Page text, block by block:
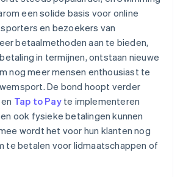
een solide basis voor online
en bezoekers van
betaalmethoden aan te bieden,
in termijnen, ontstaan nieuwe
nog meer mensen enthousiast te
De bond hoopt verder
en Tap to Payte implementeren
ook fysieke betalingen kunnen
wordt het voor hun klanten nog
te betalen voor lidmaatschappen of